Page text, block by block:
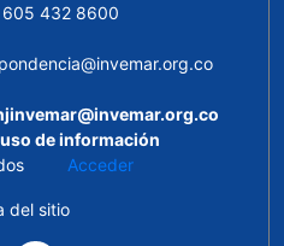
605 432 8600
de información
Acceder
del sitio